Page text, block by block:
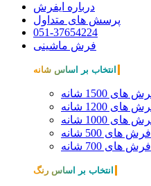
درباره ایفرش
پرسش های متداول
051-37654224
فرش ماشینی
انتخاب بر اساس شانه
های 1500 شانه
های 1200 شانه
های 1000 شانه
فرش های 500 شانه
فرش های 700 شانه
انتخاب بر اساس رنگ